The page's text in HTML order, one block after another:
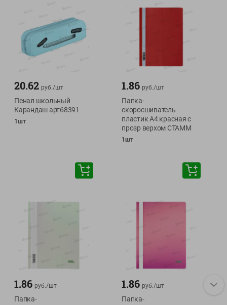
20.62 руб./шт
Пенал школьный
Карандаш арт68391
1шт
1.86 руб./шт
Папка-
скоросшиватель
пластик А4 красная с
прозр верхом СТАММ
1шт
1.86 руб./шт
Папка-
1.86 руб./шт
Папка-